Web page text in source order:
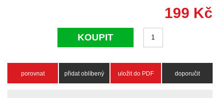
199 Kč
KOUPIT
porovnat přidat oblíbený uložit do PDF doporučit